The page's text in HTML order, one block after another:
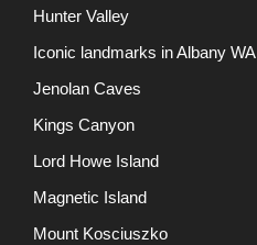
Hunter Valley
Iconic landmarks in Albany WA
Jenolan Caves
Kings Canyon
Lord Howe Island
Magnetic Island
Mount Kosciuszko